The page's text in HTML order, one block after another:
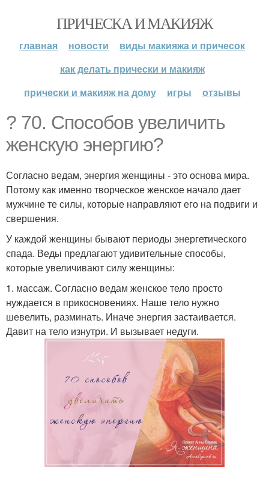
ПРИЧЕСКА И МАКИЯЖ
главная новости
виды макияжа и причесок
как делать прически и макияж
прически и макияж на дому
игры отзывы
? 70. Способов увеличить
женскую энергию?
Согласно ведам, энергия женщины - это основа мира.
Потому как именно творческое женское начало дает
мужчине те силы, которые направляют его на подвиги и
свершения.
У каждой женщины бывают периоды энергетического
спада. Веды предлагают удивительные способы,
которые увеличивают силу женщины:
1. массаж. Согласно ведам женское тело просто
нуждается в прикосновениях. Наше тело нужно
шевелить, разминать. Иначе энергия застаивается.
Давит на тело изнутри. И вызывает недуги.